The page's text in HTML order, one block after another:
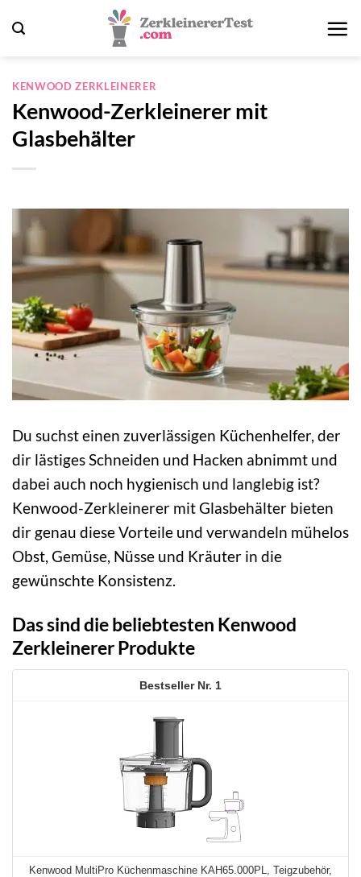
Inhalt
KENWOOD ZERKLEINERER
Kenwood-Zerkleinerer mit
Glasbehälter
Du suchst einen zuverlässigen Küchenhelfer, der
dir lästiges Schneiden und Hacken abnimmt und
dabei auch noch hygienisch und langlebig ist?
Kenwood-Zerkleinerer mit Glasbehälter bieten
dir genau diese Vorteile und verwandeln mühelos
Obst, Gemüse, Nüsse und Kräuter in die
gewünschte Konsistenz.
Das sind die beliebtesten Kenwood
Zerkleinerer Produkte
1
Kenwood MultiPro Küchenmaschine KAH65.000PL, Teigzubehör,